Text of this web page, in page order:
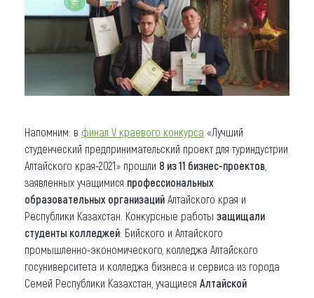
Напомним: в финал V краевого конкурса «Лучший
студенческий предпринимательский проект для туриндустрии
Алтайского края-2021» прошли 8 из 11 бизнес-проектов
заявленных учащимися профессиональных
образовательных организаций Алтайского края и
Республики Казахстан. Конкурсные работы защищали
студенты колледжей: Бийского и Алтайского
промышленно-экономического, колледжа Алтайского
госуниверситета и колледжа бизнеса и сервиса из города
Семей Республики Казахстан, учащиеся Алтайской